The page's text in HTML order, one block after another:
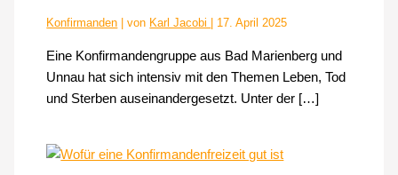
Konfirmanden | von Karl Jacobi 17. April 2025
Eine Konfirmandengruppe aus Bad Marienberg und
Unnau hat sich intensiv mit den Themen Leben, Tod
und Sterben auseinandergesetzt. Unter der […]